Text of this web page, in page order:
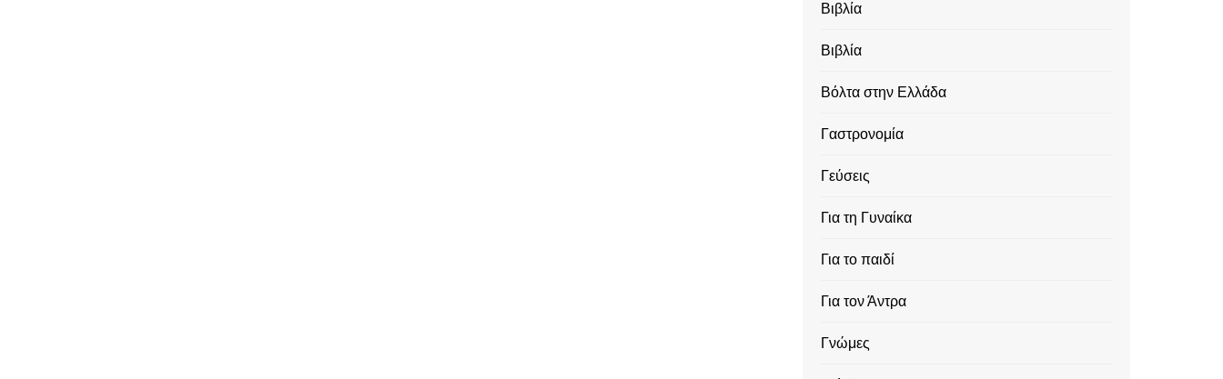
Βιβλία
Βιβλία
Βόλτα στην Ελλάδα
Γαστρονομία
Γεύσεις
Για τη Γυναίκα
Για το παιδί
Για τον Άντρα
Γνώμες